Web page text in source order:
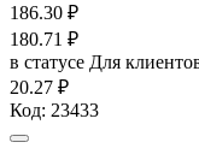
186.30 ₽
180.71 ₽
в статусе Для
20.27 ₽
Код: 23433